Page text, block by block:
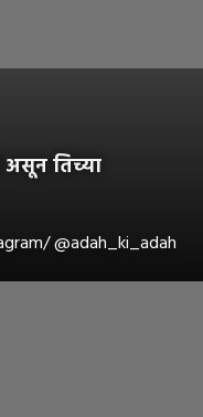
असून तिच्या
@adah_ki_adah